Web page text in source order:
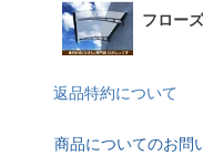
フロー
返品特約について
商品についてのお問